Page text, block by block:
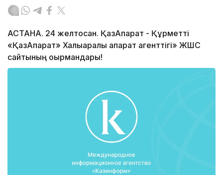
АСТАНА. 24 желтоқсан. ҚазАқпарат - Құрметті
«ҚазАқпарат» Халықаралық ақпарат агенттігі» ЖШС
сайтының оқырмандары!